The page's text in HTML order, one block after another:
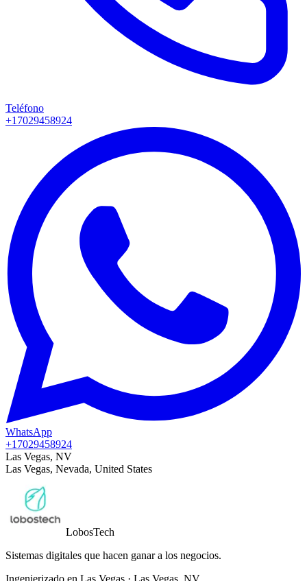
Teléfono
+17029458924
WhatsApp
+17029458924
Las Vegas, NV
Las Vegas, Nevada, United States
LobosTech
Sistemas digitales que hacen ganar a los negocios.
Ingenierizado en Las Vegas · Las Vegas NV